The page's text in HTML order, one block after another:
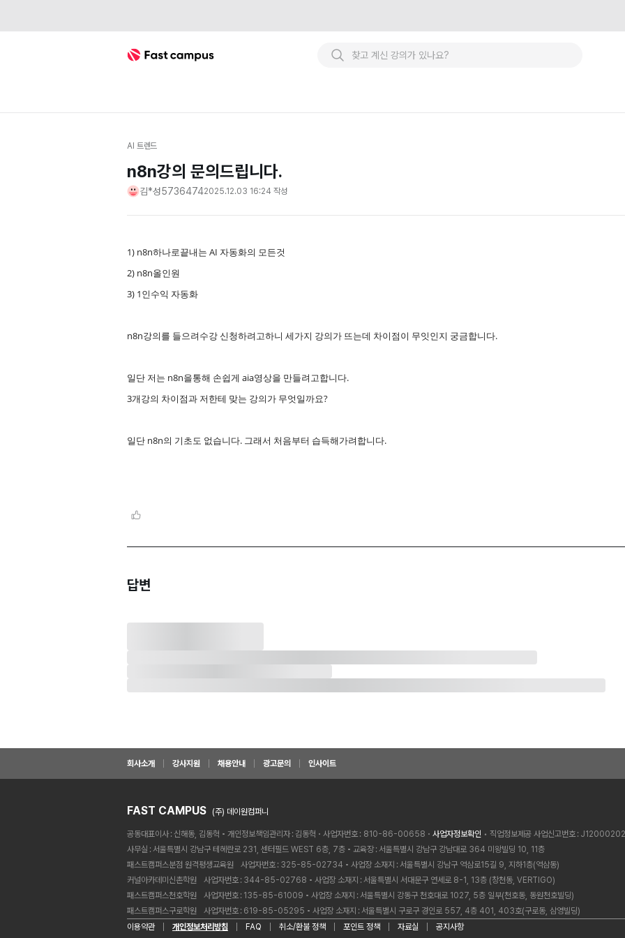
Fast Campus
AI 트렌드
n8n강의 문의드립니다.
김*성57364742025.12.03 16:24 작성
1) n8n하나로끝내는 AI 자동화의 모든것
2) n8n올인원
3) 1인수익 자동화
n8n강의를 들으려수강 신청하려고하니 세가지 강의가 뜨는데 차이점이 무잇인지 궁금합니다.
일단 저는 n8n을통해 손쉽게 aia영상을 만들려고합니다.
3개강의 차이점과 저한테 맞는 강의가 무엇일까요?
일단 n8n의 기초도 없습니다. 그래서 처음부터 습득해가려합니다.
답변
회사소개 강사지원 채용안내 광고문의 인사이트
FAST CAMPUS (주) 데이원컴퍼니
공동대표이사 신해동, 김동혁 개인정보책임관리자 김동혁 사업자번호 810-86-00658 사업자정보확인 • 직업정보제공 사업신고번호
사무실 서울특별시 강남구 테헤란로 231, 센터필드 WEST 6층, 7층 교육장 서울특별시 강남구 강남대로 364 미왕빌딩 10, 11층
패스트캠퍼스분점 원격평생교육원ㅤ 사업자번호 325-85-02734 사업장 소재지
서울특별시 강남구 역삼로15길 9, 지하1층(역삼동)
커널아카데미신촌학원ㅤ 사업자번호 344-85-02768 사업장 소재지
서울특별시 서대문구 연세로 8-1, 13층 (창천동, VERTIGO)
패스트캠퍼스천호학원ㅤ 사업자번호 135-85-61009 사업장 소재지
서울특별시 강동구 천호대로 1027, 5층 일부(천호동, 동원천호빌딩)
패스트캠퍼스구로학원ㅤ 사업자번호 619-85-05295 사업장 소재지
서울특별시 구로구 경인로 557, 4층 401, 403호(구로동, 삼영빌딩)
이용약관
개인정보처리방침 FAQ 취소/환불 정책 포인트 정책 자료실
공지사항